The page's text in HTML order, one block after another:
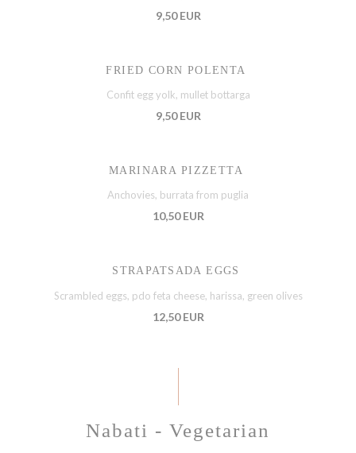
9,50 EUR
FRIED CORN POLENTA
Confit egg yolk, mullet bottarga
9,50 EUR
MARINARA PIZZETTA
Anchovies, burrata from puglia
10,50 EUR
STRAPATSADA EGGS
Scrambled eggs, pdo feta cheese, harissa, green olives
12,50 EUR
Nabati - Vegetarian